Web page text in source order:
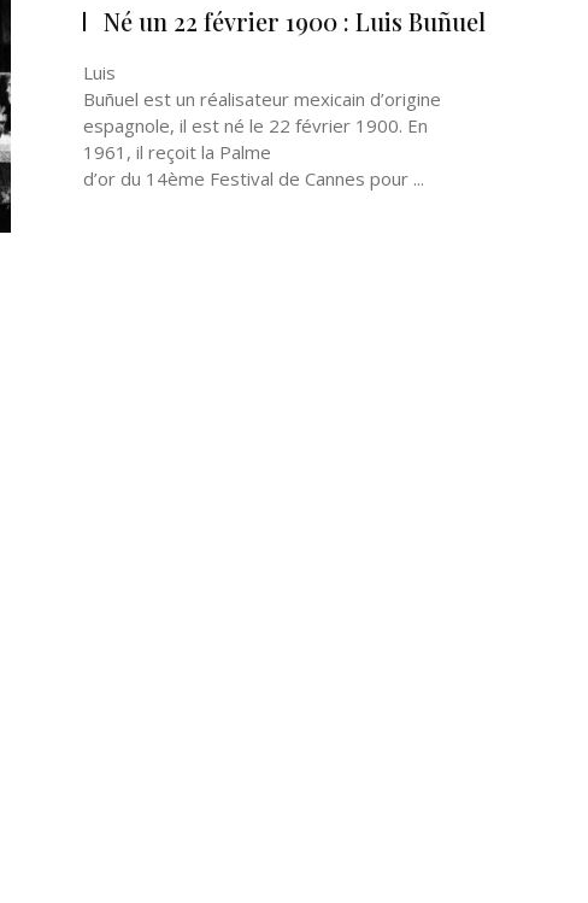
Né un 22 février 1900 : Luis Buñuel
Luis
Buñuel est un réalisateur mexicain d’origine
espagnole, il est né le 22 février 1900. En
1961, il reçoit la Palme
d’or du 14ème Festival de Cannes pour ...